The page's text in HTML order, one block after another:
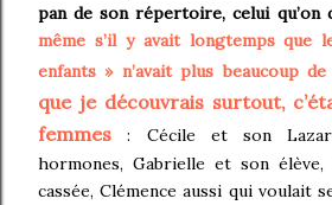
pan de son répertoire, celui qu’on
même s’il y avait longtemps que
enfants » n’avait plus beaucoup
que je découvrais surtout,
femmes : Cécile et son
hormones, Gabrielle et son
cassée, Clémence aussi qui voulait